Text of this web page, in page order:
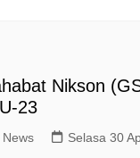
Nikson
23
Selasa 30